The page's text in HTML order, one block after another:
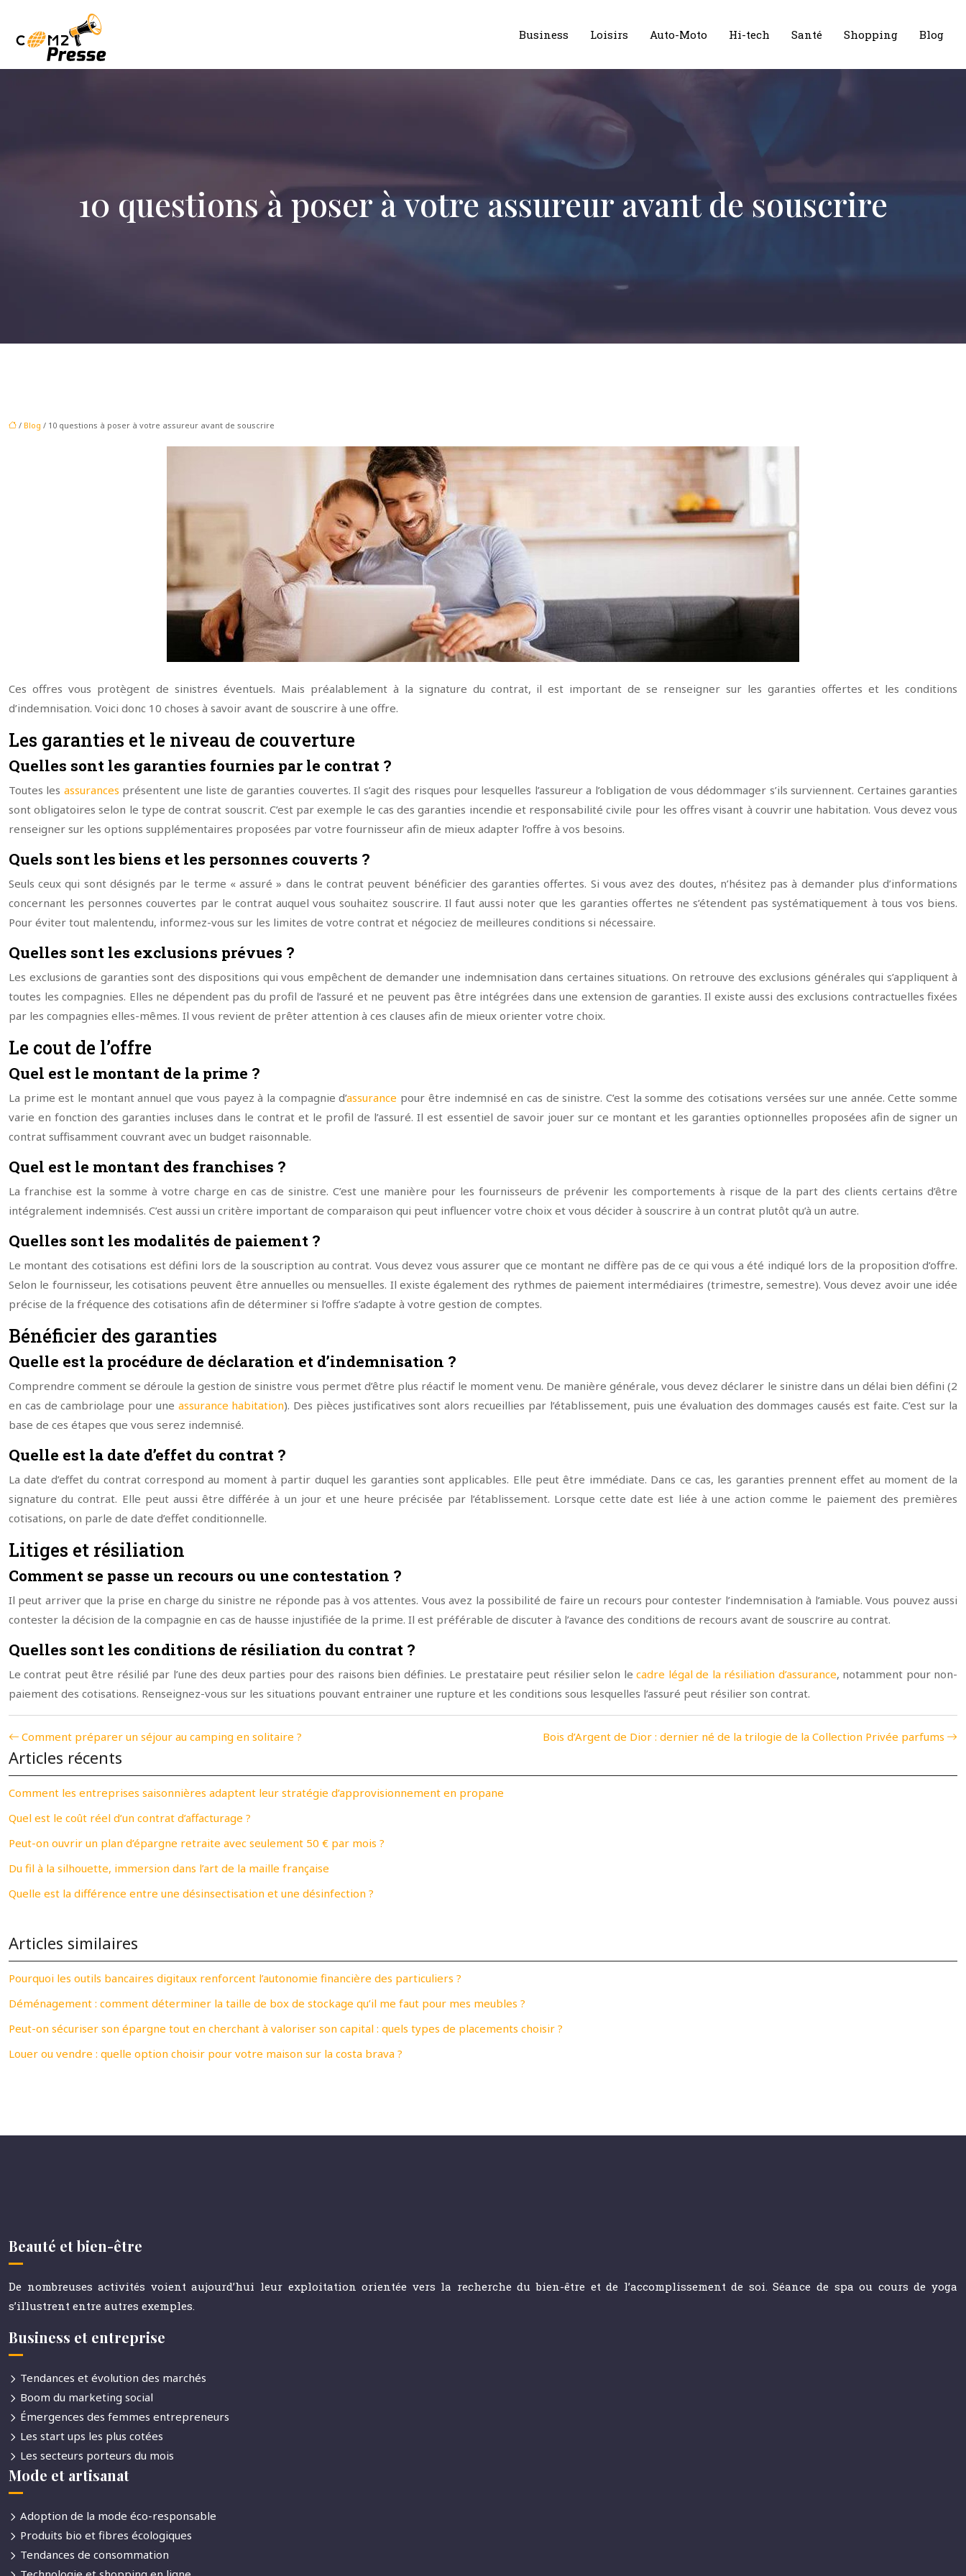
Business Loisirs Auto-Moto Hi-tech Santé Shopping Blog
10 questions à poser à votre assureur avant de souscrire
/ Blog / 10 questions à poser à votre assureur avant de souscrire
Ces offres vous protègent de sinistres éventuels. Mais préalablement à la signature du contrat, il est important de se renseigner sur les garanties offertes et les conditions
d’indemnisation. Voici donc 10 choses à savoir avant de souscrire à une offre.
Les garanties et le niveau de couverture
Quelles sont les garanties fournies par le contrat ?
Toutes les assurances présentent une liste de garanties couvertes. Il s’agit des risques pour lesquelles l’assureur a l’obligation de vous dédommager s’ils surviennent. Certaines garanties
sont obligatoires selon le type de contrat souscrit. C’est par exemple le cas des garanties incendie et responsabilité civile pour les offres visant à couvrir une habitation. Vous devez vous
renseigner sur les options supplémentaires proposées par votre fournisseur afin de mieux adapter l’offre à vos besoins.
Quels sont les biens et les personnes couverts ?
Seuls ceux qui sont désignés par le terme « assuré » dans le contrat peuvent bénéficier des garanties offertes. Si vous avez des doutes, n’hésitez pas à demander plus d’informations
concernant les personnes couvertes par le contrat auquel vous souhaitez souscrire. Il faut aussi noter que les garanties offertes ne s’étendent pas systématiquement à tous vos biens.
Pour éviter tout malentendu, informez-vous sur les limites de votre contrat et négociez de meilleures conditions si nécessaire.
Quelles sont les exclusions prévues ?
Les exclusions de garanties sont des dispositions qui vous empêchent de demander une indemnisation dans certaines situations. On retrouve des exclusions générales qui s’appliquent à
toutes les compagnies. Elles ne dépendent pas du profil de l’assuré et ne peuvent pas être intégrées dans une extension de garanties. Il existe aussi des exclusions contractuelles fixées
par les compagnies elles-mêmes. Il vous revient de prêter attention à ces clauses afin de mieux orienter votre choix.
Le cout de l’offre
Quel est le montant de la prime ?
La prime est le montant annuel que vous payez à la compagnie d’assurance pour être indemnisé en cas de sinistre. C’est la somme des cotisations versées sur une année. Cette somme
varie en fonction des garanties incluses dans le contrat et le profil de l’assuré. Il est essentiel de savoir jouer sur ce montant et les garanties optionnelles proposées afin de signer un
contrat suffisamment couvrant avec un budget raisonnable.
Quel est le montant des franchises ?
La franchise est la somme à votre charge en cas de sinistre. C’est une manière pour les fournisseurs de prévenir les comportements à risque de la part des clients certains d’être
intégralement indemnisés. C’est aussi un critère important de comparaison qui peut influencer votre choix et vous décider à souscrire à un contrat plutôt qu’à un autre.
Quelles sont les modalités de paiement ?
Le montant des cotisations est défini lors de la souscription au contrat. Vous devez vous assurer que ce montant ne diffère pas de ce qui vous a été indiqué lors de la proposition d’offre.
Selon le fournisseur, les cotisations peuvent être annuelles ou mensuelles. Il existe également des rythmes de paiement intermédiaires (trimestre, semestre). Vous devez avoir une idée
précise de la fréquence des cotisations afin de déterminer si l’offre s’adapte à votre gestion de comptes.
Bénéficier des garanties
Quelle est la procédure de déclaration et d’indemnisation ?
Comprendre comment se déroule la gestion de sinistre vous permet d’être plus réactif le moment venu. De manière générale, vous devez déclarer le sinistre dans un délai bien défini (2
en cas de cambriolage pour une assurance habitation). Des pièces justificatives sont alors recueillies par l’établissement, puis une évaluation des dommages causés est faite. C’est sur la
base de ces étapes que vous serez indemnisé.
Quelle est la date d’effet du contrat ?
La date d’effet du contrat correspond au moment à partir duquel les garanties sont applicables. Elle peut être immédiate. Dans ce cas, les garanties prennent effet au moment de la
signature du contrat. Elle peut aussi être différée à un jour et une heure précisée par l’établissement. Lorsque cette date est liée à une action comme le paiement des premières
cotisations, on parle de date d’effet conditionnelle.
Litiges et résiliation
Comment se passe un recours ou une contestation ?
Il peut arriver que la prise en charge du sinistre ne réponde pas à vos attentes. Vous avez la possibilité de faire un recours pour contester l’indemnisation à l’amiable. Vous pouvez aussi
contester la décision de la compagnie en cas de hausse injustifiée de la prime. Il est préférable de discuter à l’avance des conditions de recours avant de souscrire au contrat.
Quelles sont les conditions de résiliation du contrat ?
Le contrat peut être résilié par l’une des deux parties pour des raisons bien définies. Le prestataire peut résilier selon lecadre légal de la résiliation d’assurance, notamment pour non-
paiement des cotisations. Renseignez-vous sur les situations pouvant entrainer une rupture et les conditions sous lesquelles l’assuré peut résilier son contrat.
Comment préparer un séjour au camping en solitaire ? Bois d’Argent de Dior : dernier né de la trilogie de la Collection Privée parfums
Articles récents
Comment les entreprises saisonnières adaptent leur stratégie d’approvisionnement en propane
Quel est le coût réel d’un contrat d’affacturage ?
Peut-on ouvrir un plan d’épargne retraite avec seulement 50 € par mois ?
Du fil à la silhouette, immersion dans l’art de la maille française
Quelle est la différence entre une désinsectisation et une désinfection ?
Articles similaires
Pourquoi les outils bancaires digitaux renforcent l’autonomie financière des particuliers ?
Déménagement : comment déterminer la taille de box de stockage qu’il me faut pour mes meubles ?
Peut-on sécuriser son épargne tout en cherchant à valoriser son capital : quels types de placements choisir ?
Louer ou vendre : quelle option choisir pour votre maison sur la costa brava ?
Beauté et bien-être
De nombreuses activités voient aujourd’hui leur exploitation orientée vers la recherche du bien-être et de l’accomplissement de soi. Séance de spa ou cours de yoga
s’illustrent entre autres exemples.
Business et entreprise
Tendances et évolution des marchés
Boom du marketing social
Émergences des femmes entrepreneurs
Les start ups les plus cotées
Les secteurs porteurs du mois
Mode et artisanat
Adoption de la mode éco-responsable
Produits bio et fibres écologiques
Tendances de consommation